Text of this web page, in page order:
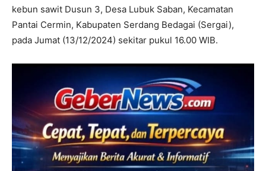
kebun sawit Dusun 3, Desa Lubuk Saban, Kecamatan
Pantai Cermin, Kabupaten Serdang Bedagai (Sergai),
pada Jumat (13/12/2024) sekitar pukul 16.00 WIB.